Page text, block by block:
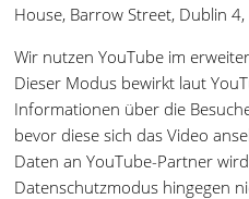
House, Barrow Street, Dublin 4,
Wir nutzen YouTube im
Dieser Modus bewirkt laut
Informationen über die
bevor diese sich das Video
Daten an YouTube-Partner
Datenschutzmodus hingegen